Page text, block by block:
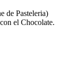
de Pasteleria)
el Chocolate.